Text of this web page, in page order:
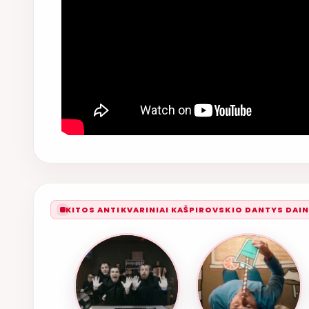
KITOS ANTIKVARINIAI KAŠPIROVSKIO DANTYS